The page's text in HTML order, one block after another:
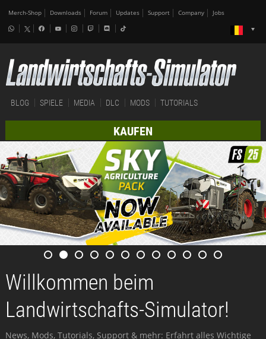
Merch-Shop Downloads Forum Updates Support Company Jobs
BLOG SPIELE MEDIA DLC MODS TUTORIALS
KAUFEN
Willkommen beim
Landwirtschafts-Simulator!
News, Mods, Tutorials, Support & mehr: Erfahrt alles Wichtige